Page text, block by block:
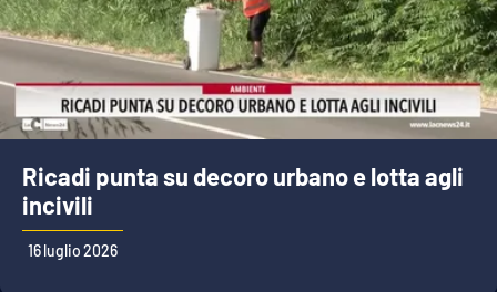
Ricadi punta su decoro urbano e lotta agli
incivili
16 luglio 2026